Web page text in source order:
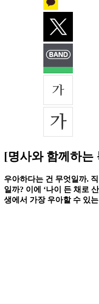
[명사와 함께하는
우아하다는 건 무엇일까.
일까? 이에 ‘나이 든 채로
생에서 가장 우아할 수 있